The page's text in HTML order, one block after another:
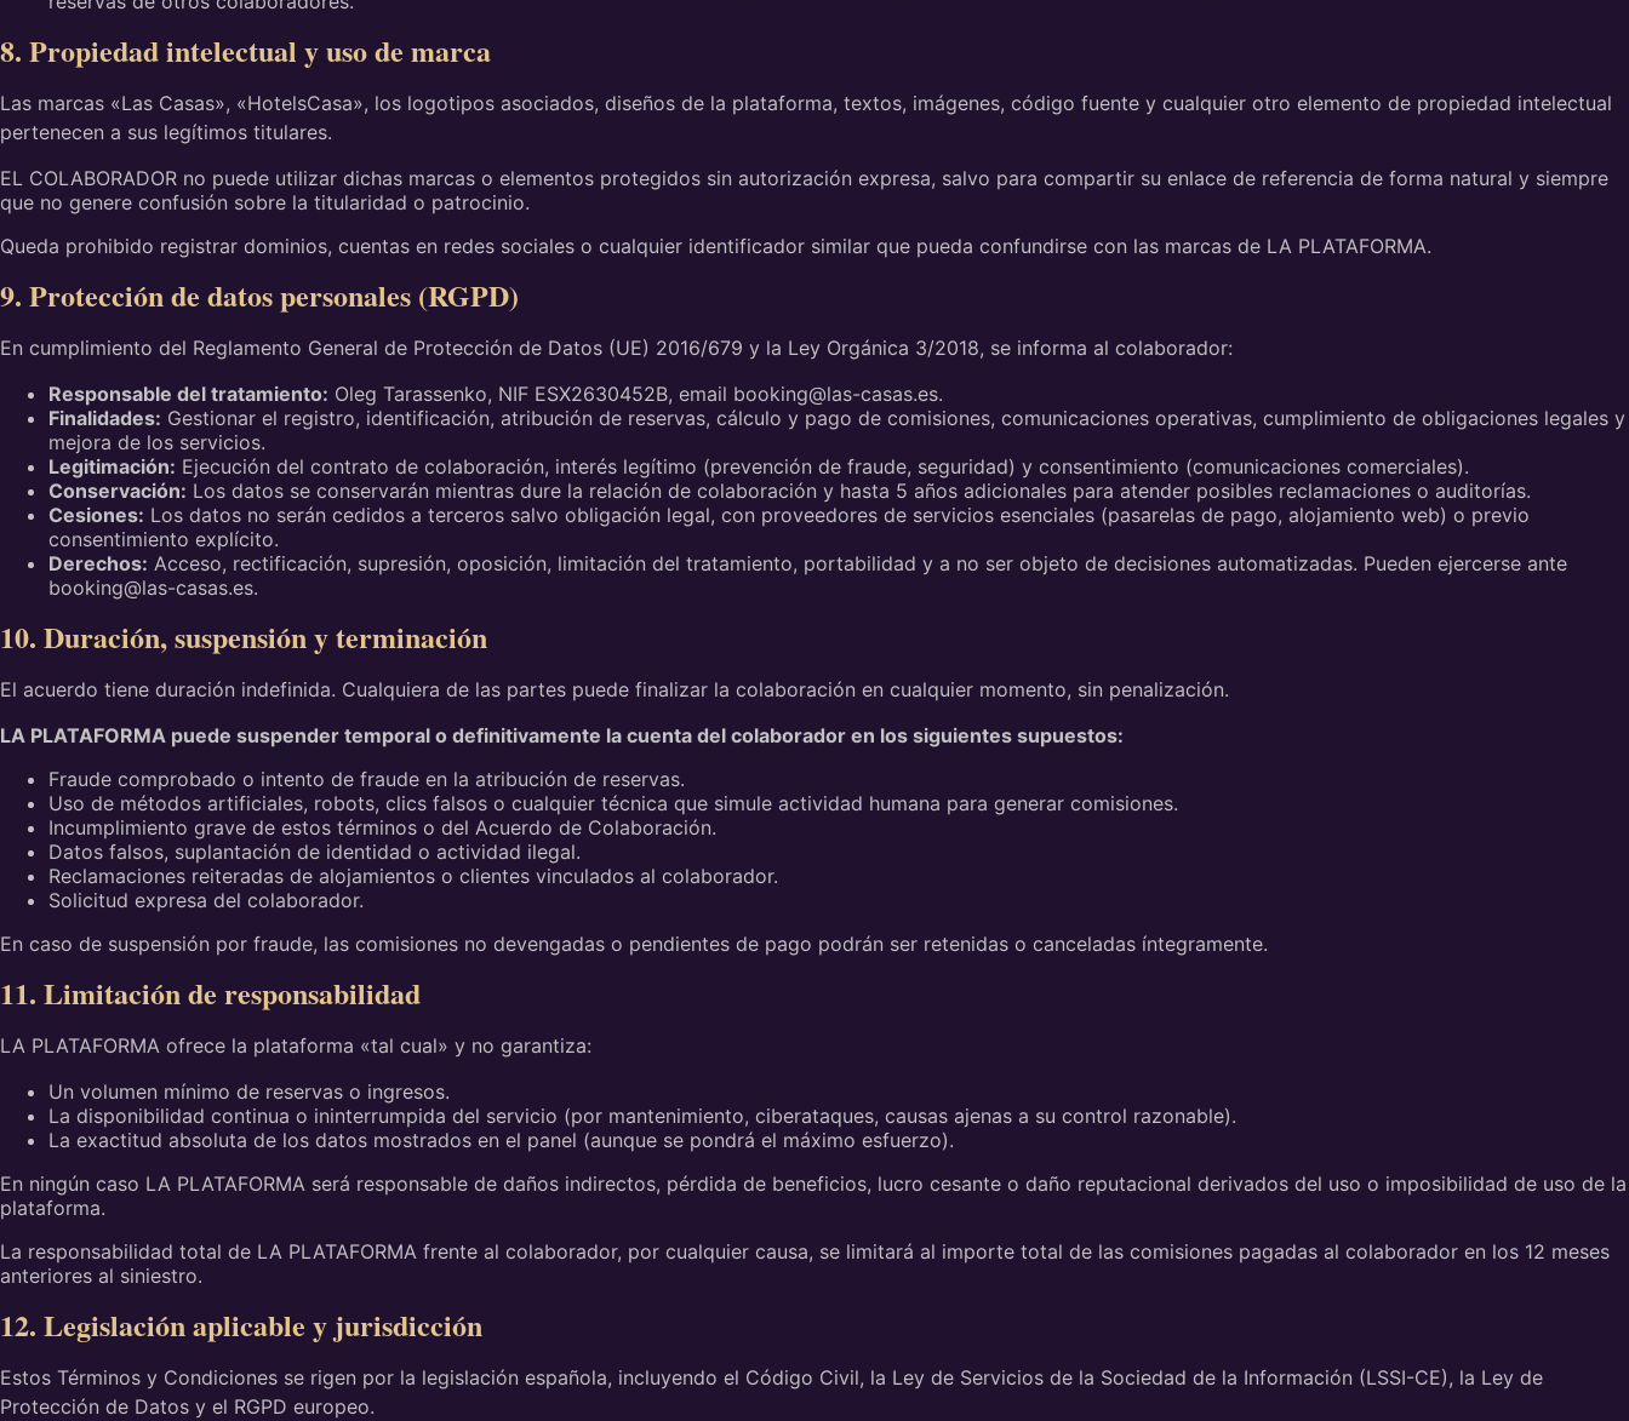
8. Propiedad intelectual y uso de marca
Las marcas «Las Casas», «HotelsCasa», los logotipos asociados, diseños de la plataforma, textos, imágenes, código fuente y cualquier otro elemento de propiedad intelectual
pertenecen a sus legítimos titulares.
EL COLABORADOR no puede utilizar dichas marcas o elementos protegidos sin autorización expresa, salvo para compartir su enlace de referencia de forma natural y siempre
que no genere confusión sobre la titularidad o patrocinio.
Queda prohibido registrar dominios, cuentas en redes sociales o cualquier identificador similar que pueda confundirse con las marcas de LA PLATAFORMA.
9. Protección de datos personales (RGPD)
En cumplimiento del Reglamento General de Protección de Datos (UE) 2016/679 y la Ley Orgánica 3/2018, se informa al colaborador:
Responsable del tratamiento: Oleg Tarassenko, NIF ESX2630452B, email booking@las-casas.es.
Finalidades: Gestionar el registro, identificación, atribución de reservas, cálculo y pago de comisiones, comunicaciones operativas, cumplimiento de obligaciones legales y
mejora de los servicios.
Legitimación: Ejecución del contrato de colaboración, interés legítimo (prevención de fraude, seguridad) y consentimiento (comunicaciones comerciales).
Conservación: Los datos se conservarán mientras dure la relación de colaboración y hasta 5 años adicionales para atender posibles reclamaciones o auditorías.
Cesiones: Los datos no serán cedidos a terceros salvo obligación legal, con proveedores de servicios esenciales (pasarelas de pago, alojamiento web) o previo
consentimiento explícito.
Derechos: Acceso, rectificación, supresión, oposición, limitación del tratamiento, portabilidad y a no ser objeto de decisiones automatizadas. Pueden ejercerse ante
booking@las-casas.es.
10. Duración, suspensión y terminación
El acuerdo tiene duración indefinida. Cualquiera de las partes puede finalizar la colaboración en cualquier momento, sin penalización.
LA PLATAFORMA puede suspender temporal o definitivamente la cuenta del colaborador en los siguientes supuestos:
Fraude comprobado o intento de fraude en la atribución de reservas.
Uso de métodos artificiales, robots, clics falsos o cualquier técnica que simule actividad humana para generar comisiones.
Incumplimiento grave de estos términos o del Acuerdo de Colaboración.
Datos falsos, suplantación de identidad o actividad ilegal.
Reclamaciones reiteradas de alojamientos o clientes vinculados al colaborador.
Solicitud expresa del colaborador.
En caso de suspensión por fraude, las comisiones no devengadas o pendientes de pago podrán ser retenidas o canceladas íntegramente.
11. Limitación de responsabilidad
LA PLATAFORMA ofrece la plataforma «tal cual» y no garantiza:
Un volumen mínimo de reservas o ingresos.
La disponibilidad continua o ininterrumpida del servicio (por mantenimiento, ciberataques, causas ajenas a su control razonable).
La exactitud absoluta de los datos mostrados en el panel (aunque se pondrá el máximo esfuerzo).
En ningún caso LA PLATAFORMA será responsable de daños indirectos, pérdida de beneficios, lucro cesante o daño reputacional derivados del uso o imposibilidad de uso de la
plataforma.
La responsabilidad total de LA PLATAFORMA frente al colaborador, por cualquier causa, se limitará al importe total de las comisiones pagadas al colaborador en los 12 meses
anteriores al siniestro.
12. Legislación aplicable y jurisdicción
Estos Términos y Condiciones se rigen por la legislación española, incluyendo el Código Civil, la Ley de Servicios de la Sociedad de la Información (LSSI-CE), la Ley de
Protección de Datos y el RGPD europeo.